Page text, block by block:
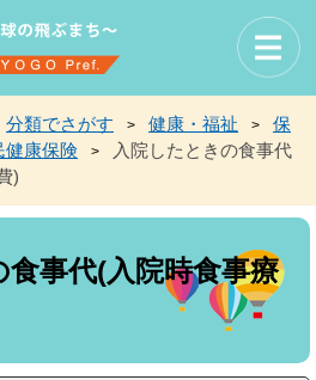
分類でさがす > 健康・福祉 >
保
健康保険 >
入院したときの食事代
)
事代(入院時食事療